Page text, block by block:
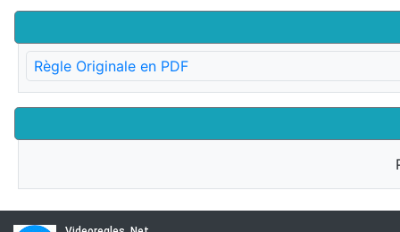
Règle Originale en PDF